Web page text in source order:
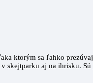
ktorým sa ľahko
aj na ihrisku. Sú